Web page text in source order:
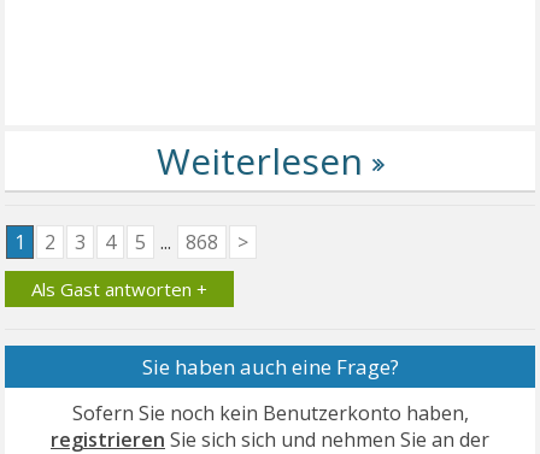
1 2 3 4 5 ... 868 >
Als Gast antworten +
Sie haben auch eine Frage?
Sofern Sie noch kein Benutzerkonto haben,
registrieren Sie sich sich und nehmen Sie an der